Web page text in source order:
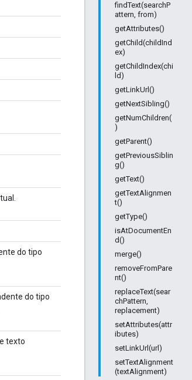
findText(searchP
attern, from)
getAttributes()
getChild(childInd
ex)
getChildIndex(chi
ld)
getLinkUrl()
getNextSibling()
getNumChildren(
)
getParent()
getPreviousSiblin
g()
getText()
getTextAlignmen
t()
getType()
isAtDocumentEn
d()
merge()
removeFromPare
nt()
replaceText(sear
chPattern,
replacement)
setAttributes(attr
ibutes)
setLinkUrl(url)
setTextAlignment
(textAlignment)
do tipo
do tipo
texto